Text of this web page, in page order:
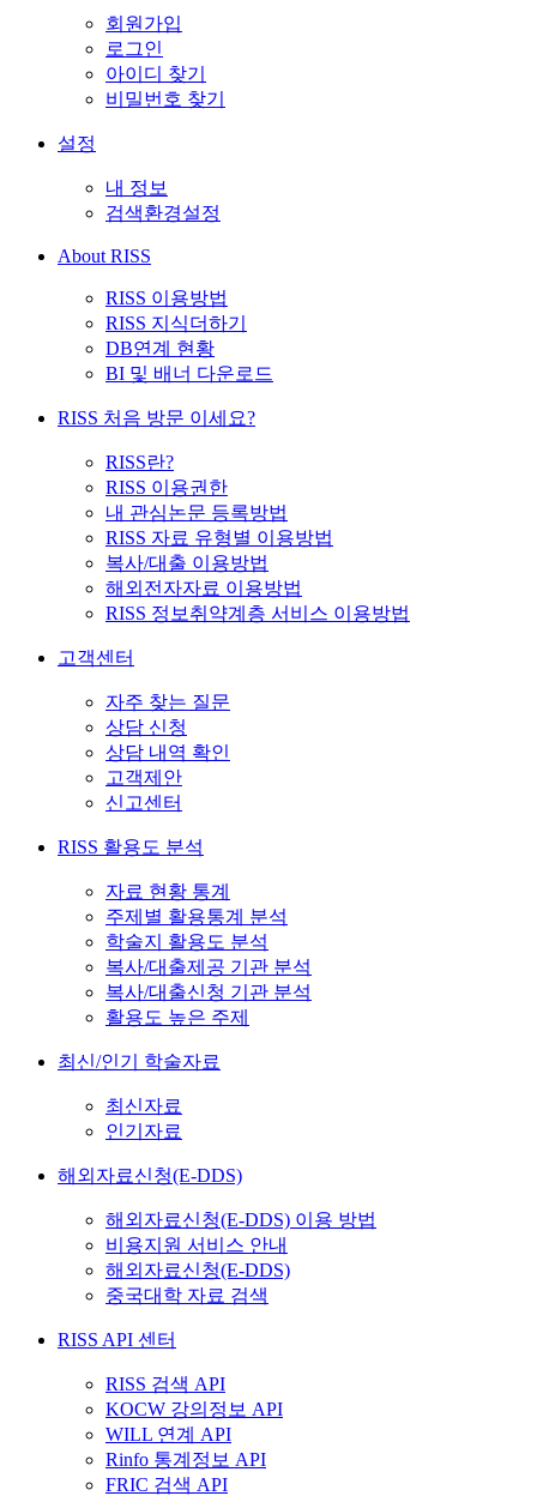
회원가입
로그인
아이디 찾기
비밀번호 찾기
설정
내 정보
검색환경설정
About RISS
RISS 이용방법
RISS 지식더하기
DB연계 현황
BI 및 배너 다운로드
RISS 처음 방문 이세요?
RISS란?
RISS 이용권한
내 관심논문 등록방법
RISS 자료 유형별 이용방법
복사/대출 이용방법
해외전자자료 이용방법
RISS 정보취약계층 서비스 이용방법
고객센터
자주 찾는 질문
상담 신청
상담 내역 확인
고객제안
신고센터
RISS 활용도 분석
자료 현황 통계
주제별 활용통계 분석
학술지 활용도 분석
복사/대출제공 기관 분석
복사/대출신청 기관 분석
활용도 높은 주제
최신/인기 학술자료
최신자료
인기자료
해외자료신청(E-DDS)
해외자료신청(E-DDS) 이용 방법
비용지원 서비스 안내
해외자료신청(E-DDS)
중국대학 자료 검색
RISS API 센터
RISS 검색 API
KOCW 강의정보 API
WILL 연계 API
Rinfo 통계정보 API
FRIC 검색 API